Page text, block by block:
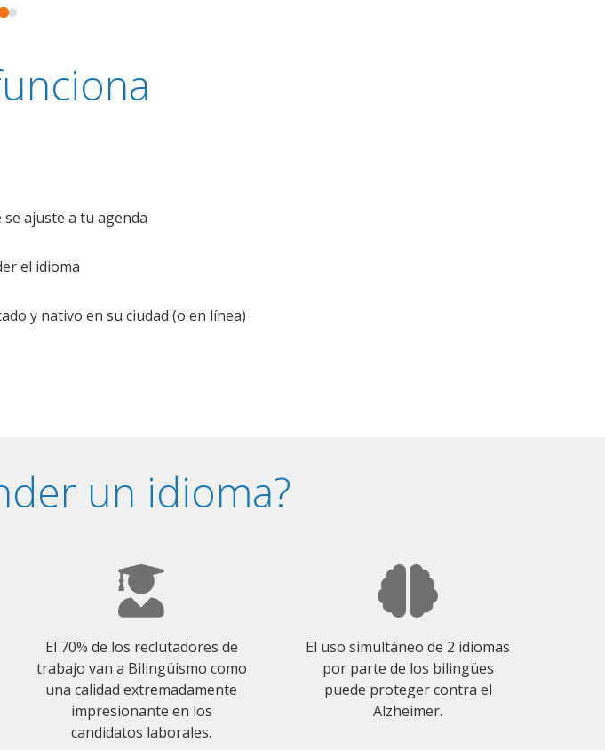
ajuste a tu agenda
el idioma
y nativo en su ciudad (o en línea)
un idioma?
El 70% de los reclutadores de
trabajo van a Bilingüismo como
una calidad extremadamente
impresionante en los
candidatos laborales.
El uso simultáneo de 2 idiomas
por parte de los bilingües
puede proteger contra el
Alzheimer.